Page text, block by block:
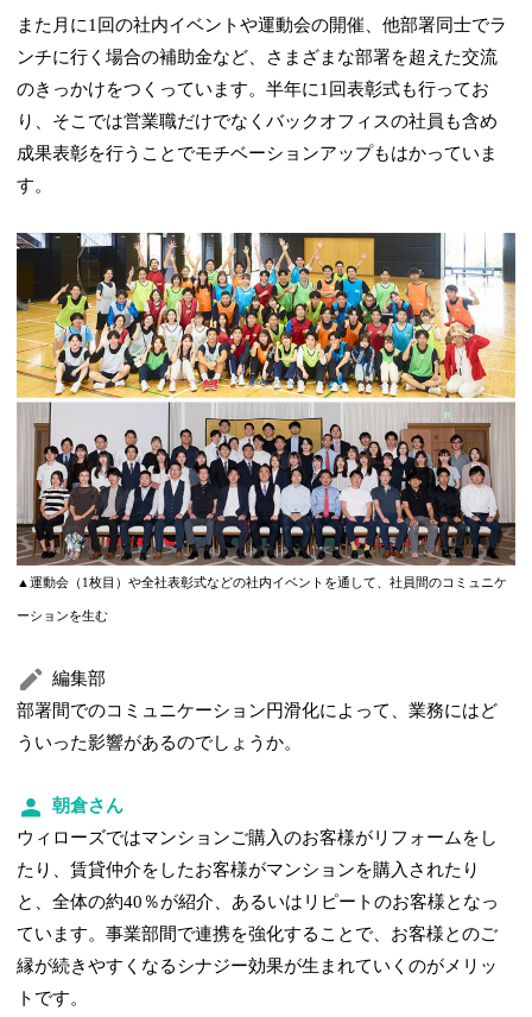
また月に1回の社内イベントや運動会の開催、他部署同士でラ
ンチに行く場合の補助金など、さまざまな部署を超えた交流
のきっかけをつくっています。半年に1回表彰式も行ってお
り、そこでは営業職だけでなくバックオフィスの社員も含め
成果表彰を行うことでモチベーションアップもはかっていま
す。
▲運動会（1枚目）や全社表彰式などの社内イベントを通して、社員間のコミュニケ
ーションを生む
編集部
部署間でのコミュニケーション円滑化によって、業務にはど
ういった影響があるのでしょうか。
朝倉さん
ウィローズではマンションご購入のお客様がリフォームをし
たり、賃貸仲介をしたお客様がマンションを購入されたり
と、全体の約40％が紹介、あるいはリピートのお客様となっ
ています。事業部間で連携を強化することで、お客様とのご
縁が続きやすくなるシナジー効果が生まれていくのがメリッ
トです。